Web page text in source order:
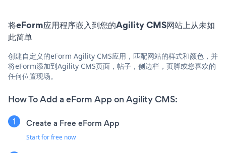
将eForm应用程序嵌入到您的Agility CMS网站上从未如
此简单
创建自定义的eForm Agility CMS应用，匹配网站的样式和颜色，并
将eForm添加到Agility CMS页面，帖子，侧边栏，页脚或您喜欢的
任何位置现场。
How To Add a eForm App on Agility CMS:
Create a Free eForm App
Start for free now